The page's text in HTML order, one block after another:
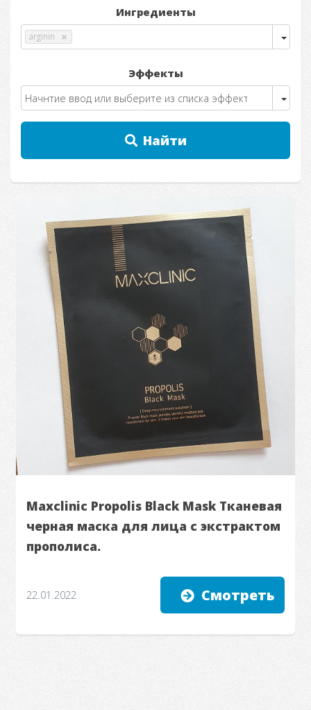
Ингредиенты
arginin
Эффекты
Найти
Maxclinic Propolis Black Mask Тканевая
черная маска для лица с экстрактом
прополиса.
22.01.2022 Смотреть